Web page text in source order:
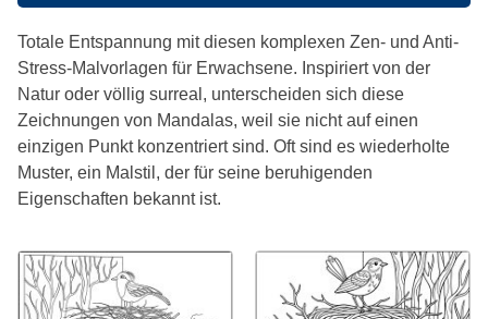
Totale Entspannung mit diesen komplexen Zen- und Anti-
Stress-Malvorlagen für Erwachsene. Inspiriert von der
Natur oder völlig surreal, unterscheiden sich diese
Zeichnungen von Mandalas, weil sie nicht auf einen
einzigen Punkt konzentriert sind. Oft sind es wiederholte
Muster, ein Malstil, der für seine beruhigenden
Eigenschaften bekannt ist.